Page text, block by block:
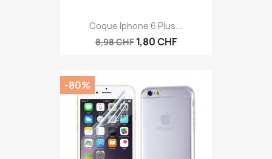
Coque Iphone 6 Plus...
8,98 CHF 1,80 CHF
-80%